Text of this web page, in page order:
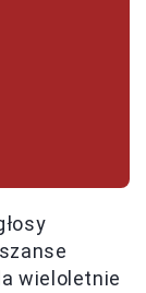
wieloletnie